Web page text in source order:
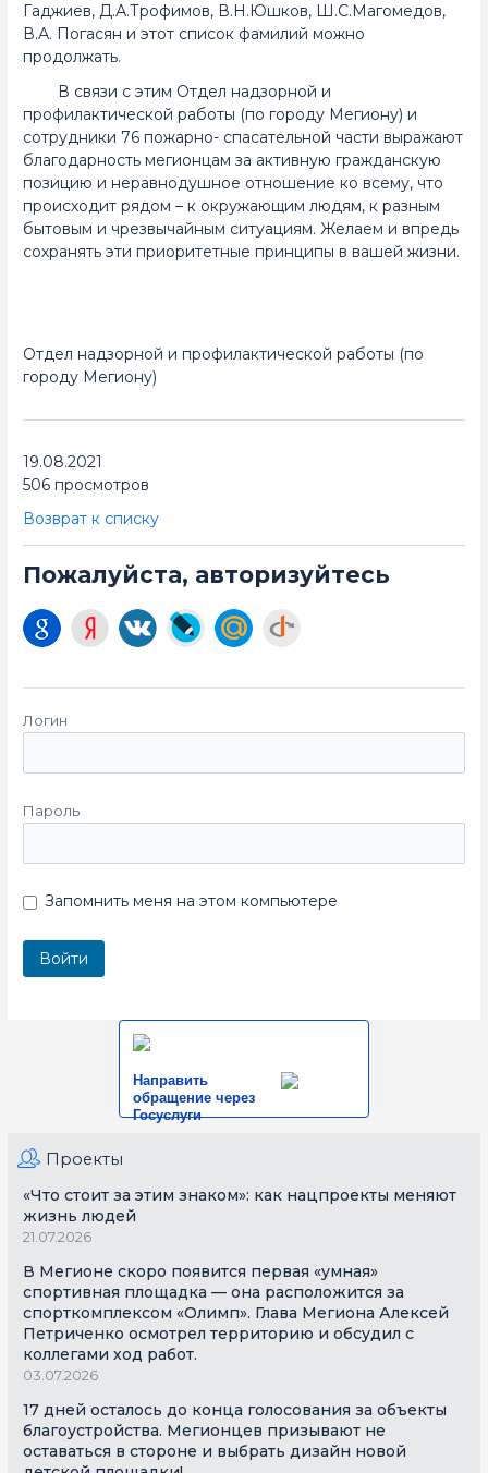
Гаджиев, Д.А.Трофимов, В.Н.Юшков, Ш.С.Магомедов,
В.А. Погасян и этот список фамилий можно
продолжать.
В связи с этим Отдел надзорной и
профилактической работы (по городу Мегиону) и
сотрудники 76 пожарно- спасательной части выражают
благодарность мегионцам за активную гражданскую
позицию и неравнодушное отношение ко всему, что
происходит рядом – к окружающим людям, к разным
бытовым и чрезвычайным ситуациям. Желаем и впредь
сохранять эти приоритетные принципы в вашей жизни.
Отдел надзорной и профилактической работы (по
городу Мегиону)
19.08.2021
506 просмотров
Возврат к списку
Пожалуйста, авторизуйтесь
Логин
Пароль
Запомнить меня на этом компьютере
Направить
обращение через
Госуслуги
Проекты
«Что стоит за этим знаком»: как нацпроекты меняют
жизнь людей
21.07.2026
В Мегионе скоро появится первая «умная»
спортивная площадка — она расположится за
спорткомплексом «Олимп». Глава Мегиона Алексей
Петриченко осмотрел территорию и обсудил с
коллегами ход работ.
03.07.2026
17 дней осталось до конца голосования за объекты
благоустройства. Мегионцев призывают не
оставаться в стороне и выбрать дизайн новой